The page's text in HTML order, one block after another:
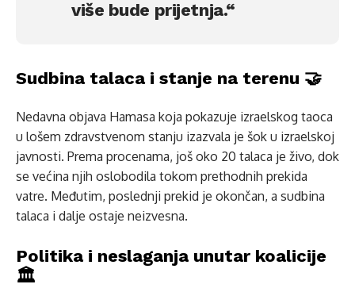
više bude prijetnja.“
Sudbina talaca i stanje na terenu 🤝
Nedavna objava Hamasa koja pokazuje izraelskog taoca
u lošem zdravstvenom stanju izazvala je šok u izraelskoj
javnosti. Prema procenama, još oko 20 talaca je živo, dok
se većina njih oslobodila tokom prethodnih prekida
vatre. Međutim, poslednji prekid je okončan, a sudbina
talaca i dalje ostaje neizvesna.
Politika i neslaganja unutar koalicije
🏛️